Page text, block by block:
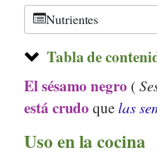
Nutrientes
Tabla de
El sésamo negro (
está crudo que las
Uso en la cocina